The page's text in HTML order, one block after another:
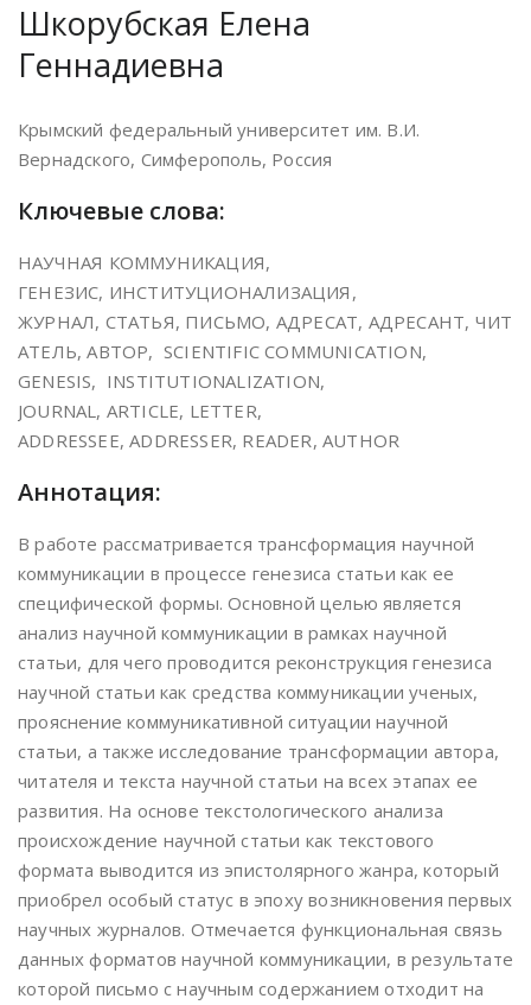
Шкорубская Елена
Геннадиевна
Крымский федеральный университет им. В.И.
Вернадского, Симферополь, Россия
Ключевые слова:
НАУЧНАЯ КОММУНИКАЦИЯ,
ГЕНЕЗИС, ИНСТИТУЦИОНАЛИЗАЦИЯ,
ЖУРНАЛ, СТАТЬЯ, ПИСЬМО, АДРЕСАТ, АДРЕСАНТ, ЧИТ
АТЕЛЬ, АВТОР, SCIENTIFIC COMMUNICATION,
GENESIS, INSTITUTIONALIZATION,
JOURNAL, ARTICLE, LETTER,
ADDRESSEE, ADDRESSER, READER, AUTHOR
Аннотация:
В работе рассматривается трансформация научной
коммуникации в процессе генезиса статьи как ее
специфической формы. Основной целью является
анализ научной коммуникации в рамках научной
статьи, для чего проводится реконструкция генезиса
научной статьи как средства коммуникации ученых,
прояснение коммуникативной ситуации научной
статьи, а также исследование трансформации автора,
читателя и текста научной статьи на всех этапах ее
развития. На основе текстологического анализа
происхождение научной статьи как текстового
формата выводится из эпистолярного жанра, который
приобрел особый статус в эпоху возникновения первых
научных журналов. Отмечается функциональная связь
данных форматов научной коммуникации, в результате
которой письмо с научным содержанием отходит на